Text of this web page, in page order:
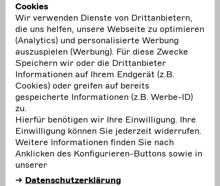
Mülheim an der Ruhr
Sprache: Deutsch und
Englisch
Impulse Theater Festival 2023: AKADEMIE #2
WENIGER PRODUZIEREN, BESSER ARBEITEN!
Unendliches Wachstum ist auf einem Planeten
mit begrenzten Ressourcen nicht möglich. Der
Wandel zu einer Postwachstumsgesellschaft ist
unausweichlich. Und doch sind auch die Freien
Darstellenden Künste vom Dogma des
Wachstums bestimmt: Gerade in den
vergangenen drei Pandemiejahren wurde so viel
recherchiert, konferiert und produziert wie nie
zuvor. An den Arbeitsbedingungen und der
Cookies
Wir verwenden Dienste von Drittanbietern,
die uns helfen, unsere Webseite zu optimieren
(Analytics) und personalisierte Werbung
auszuspielen (Werbung). Für diese Zwecke
Speichern wir oder die Drittanbieter
Informationen auf Ihrem Endgerät (z.B.
Cookies) oder greifen auf bereits
gespeicherte Informationen (z.B. Werbe-ID)
zu.
Hierfür benötigen wir Ihre Einwilligung. Ihre
Einwilligung können Sie jederzeit widerrufen.
Weitere Informationen finden Sie nach
Anklicken des Konfigurieren-Buttons sowie in
unserer
Datenschutzerklärung